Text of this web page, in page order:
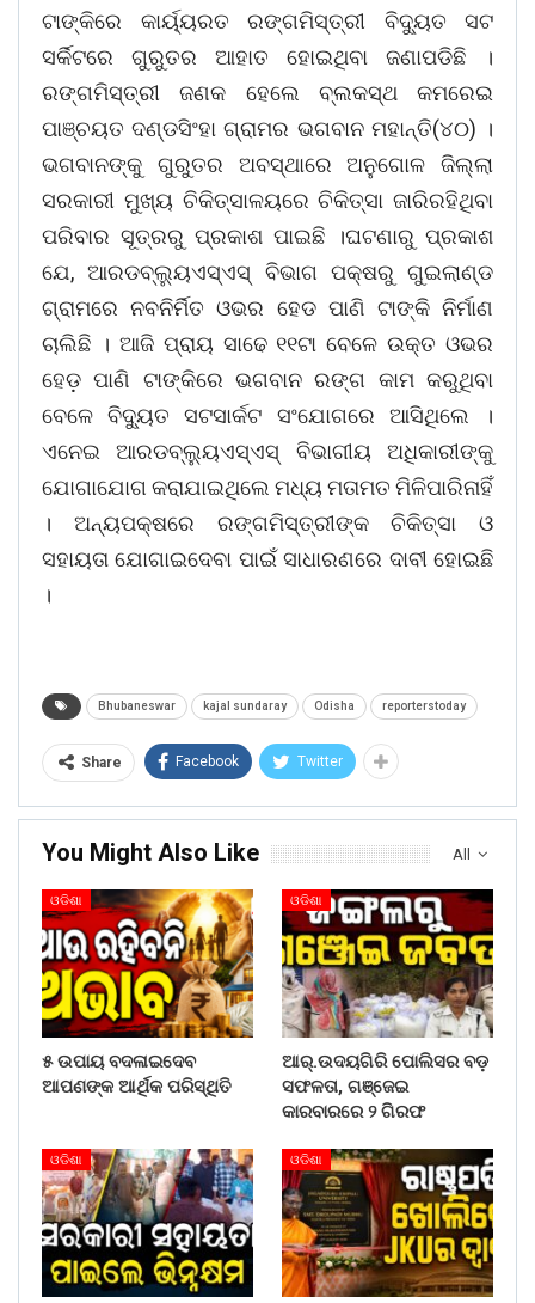
ଟାଙ୍କିରେ କାର୍ୟ୍ୟରତ ରଙ୍ଗମିସ୍ତ୍ରୀ ବିଦ୍ୟୁତ ସଟ
ସର୍କିଟରେ ଗୁରୁତର ଆହାତ ହୋଇଥିବା ଜଣାପଡିଛି ।
ରଙ୍ଗମିସ୍ତ୍ରୀ ଜଣକ ହେଲେ ବ୍ଲକସ୍ଥ କମରେଇ
ପାଞ୍ଚୟତ ଦଣ୍ଡସିଂହା ଗ୍ରାମର ଭଗବାନ ମହାନ୍ତି(୪୦) ।
ଭଗବାନଙ୍କୁ ଗୁରୁତର ଅବସ୍ଥାରେ ଅନୁଗୋଳ ଜିଲ୍ଲା
ସରକାରୀ ମୁଖ୍ୟ ଚିକିତ୍ସାଳୟରେ ଚିକିତ୍ସା ଜାରିରହିଥିବା
ପରିବାର ସୂତ୍ରରୁ ପ୍ରକାଶ ପାଇଛି ।ଘଟଣାରୁ ପ୍ରକାଶ
ଯେ, ଆରଡବ୍ଲ୍ୟୁଏସ୍ଏସ୍ ବିଭାଗ ପକ୍ଷରୁ ଗୁଇଲାଣ୍ଡ
ଗ୍ରାମରେ ନବନିର୍ମିତ ଓଭର ହେଡ ପାଣି ଟାଙ୍କି ନିର୍ମାଣ
ଚାଲିଛି । ଆଜି ପ୍ରାୟ ସାଢେ ୧୧ଟା ବେଳେ ଉକ୍ତ ଓଭର
ହେଡ଼ ପାଣି ଟାଙ୍କିରେ ଭଗବାନ ରଙ୍ଗ କାମ କରୁଥିବା
ବେଳେ ବିଦ୍ୟୁତ ସଟସାର୍କଟ ସଂଯୋଗରେ ଆସିଥିଲେ ।
ଏନେଇ ଆରଡବ୍ଲ୍ୟୁଏସ୍ଏସ୍ ବିଭାଗୀୟ ଅଧିକାରୀଙ୍କୁ
ଯୋଗାଯୋଗ କରାଯାଇଥିଲେ ମଧ୍ୟ ମତାମତ ମିଳିପାରିନାହିଁ
। ଅନ୍ୟପକ୍ଷରେ ରଙ୍ଗମିସ୍ତ୍ରୀଙ୍କ ଚିକିତ୍ସା ଓ
ସହାୟତା ଯୋଗାଇଦେବା ପାଇଁ ସାଧାରଣରେ ଦାବୀ ହୋଇଛି
।
Bhubaneswar kajal sundaray Odisha reporterstoday
Share Facebook Twitter
All
You Might Also Like
ଓଡିଶା
୫ ଉପାୟ ବଦଳାଇଦେବ
ଆପଣଙ୍କ ଆର୍ଥିକ ପରିସ୍ଥିତି
ଓଡିଶା
ଆର୍.ଉଦୟଗିରି ପୋଲିସର ବଡ଼
ସଫଳତା, ଗଞ୍ଜେଇ
କାରବାରରେ ୨ ଗିରଫ
ଓଡିଶା ଓଡିଶା